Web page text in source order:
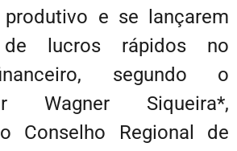
produtivo e se lançarem
lucros rápidos no
segundo o
Wagner Siqueira*,
Conselho Regional de